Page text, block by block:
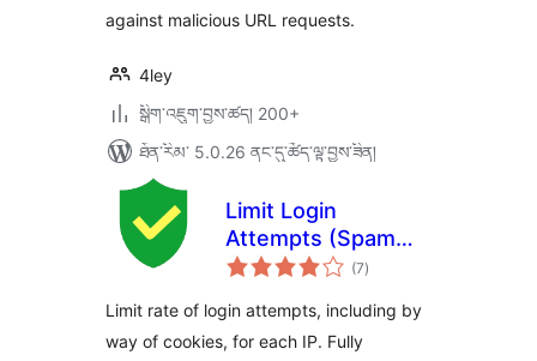
against malicious URL requests.
4ley
སྒྲིག་འཇུག་བྱས་ཚད། 200+
ཐོན་རིམ་ 5.0.26 ནང་དུ་ཚོད་ལྟ་བྱས་ཟིན།
Limit Login
Attempts (Spam
Protection) (7གདེང་
འཇོག་
ཚང་།
)
Limit rate of login attempts, including by
way of cookies, for each IP. Fully